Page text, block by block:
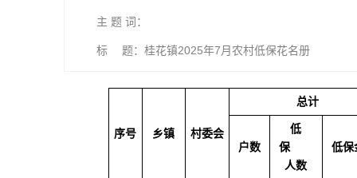
主 题 词：
标 题：桂花镇2025年7月农村低保花名册
序号 乡镇 村委会
总计
户数
低
保
人数
低保